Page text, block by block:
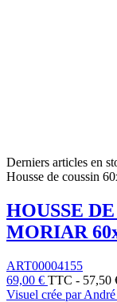
Derniers articles en
Housse de coussin
HOUSSE
MORIAR
ART00004155
69,00 € TTC - 57,50
Visuel crée par